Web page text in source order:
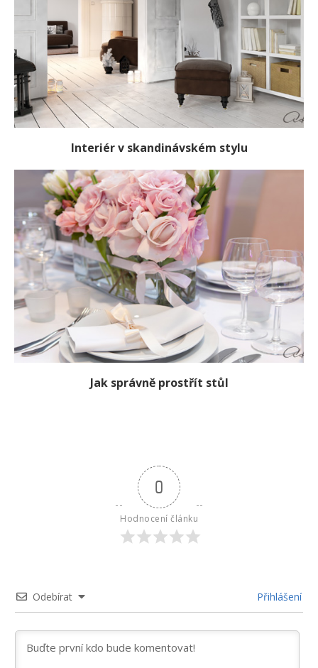
Interiér v skandinávském stylu
Jak správně prostřít stůl
0
Hodnocení článku
Odebírat Přihlášení